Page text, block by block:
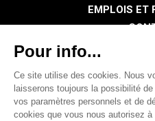
EMPLOIS ET
Politique de
Politique